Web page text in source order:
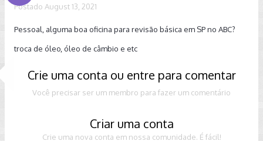
Postado August 13, 2021
Pessoal, alguma boa oficina para revisão básica em SP no ABC?
troca de óleo, óleo de câmbio e etc
Crie uma conta ou entre para comentar
Você precisar ser um membro para fazer um comentário
Criar uma conta
Crie uma nova conta em nossa comunidade. É fácil!